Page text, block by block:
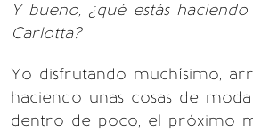
Y bueno, ¿qué estás
Carlotta?
Yo disfrutando muchísimo,
haciendo unas cosas de
dentro de poco, el próximo